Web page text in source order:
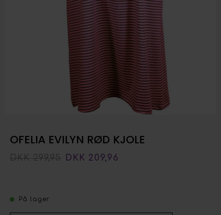
OFELIA EVILYN RØD KJOLE
DKK 299,95 DKK 209,96
På lager